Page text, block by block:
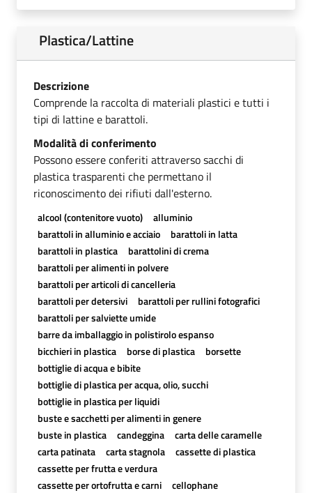
Plastica/Lattine
Descrizione
Comprende la raccolta di materiali plastici e tutti i
tipi di lattine e barattoli.
Modalità di conferimento
Possono essere conferiti attraverso sacchi di
plastica trasparenti che permettano il
riconoscimento dei rifiuti dall'esterno.
alcool (contenitore vuoto)
alluminio
barattoli in alluminio e acciaio
barattoli in latta
barattoli in plastica
barattolini di crema
barattoli per alimenti in polvere
barattoli per articoli di cancelleria
barattoli per detersivi
barattoli per rullini fotografici
barattoli per salviette umide
barre da imballaggio in polistirolo espanso
bicchieri in plastica
borse di plastica
borsette
bottiglie di acqua e bibite
bottiglie di plastica per acqua, olio, succhi
bottiglie in plastica per liquidi
buste e sacchetti per alimenti in genere
buste in plastica
candeggina
carta delle caramelle
carta patinata
carta stagnola
cassette di plastica
cassette per frutta e verdura
cassette per ortofrutta e carni
cellophane